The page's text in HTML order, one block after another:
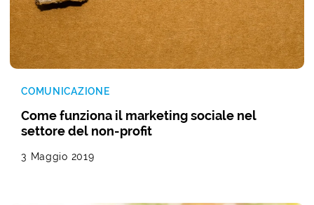
COMUNICAZIONE
Come funziona il marketing sociale nel
settore del non-profit
3 Maggio 2019